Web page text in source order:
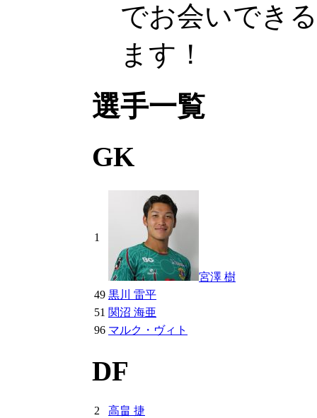
でお会いでき
ます！
選手一覧
GK
1
宮澤 樹
49 黒川 雷平
51 関沼 海亜
96 マルク・ヴィト
DF
2
高畠 捷